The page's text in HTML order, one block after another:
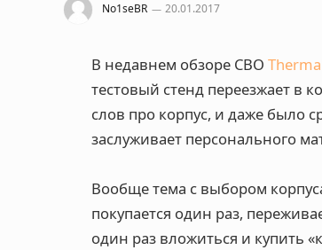
No1seBR 20.01.2017
В недавнем обзоре СВО
тестовый стенд переезжает в
слов про корпус, и даже было
заслуживает персонального
Вообще тема с выбором
покупается один раз,
один раз вложиться и купить